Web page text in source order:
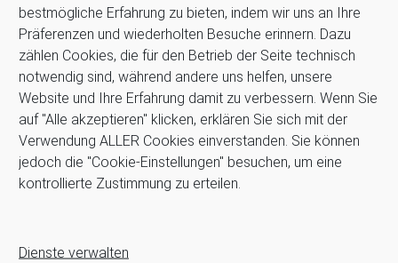
bestmögliche Erfahrung zu bieten, indem wir uns an Ihre
Präferenzen und wiederholten Besuche erinnern. Dazu
zählen Cookies, die für den Betrieb der Seite technisch
notwendig sind, während andere uns helfen, unsere
Website und Ihre Erfahrung damit zu verbessern. Wenn Sie
auf "Alle akzeptieren" klicken, erklären Sie sich mit der
Verwendung ALLER Cookies einverstanden. Sie können
jedoch die "Cookie-Einstellungen" besuchen, um eine
kontrollierte Zustimmung zu erteilen.
Dienste verwalten
Impressum
Kontakt
Newsletter
Zahlung und Versand
Stellenangebote
Cookie-Richtlinie (EU)
Suchen